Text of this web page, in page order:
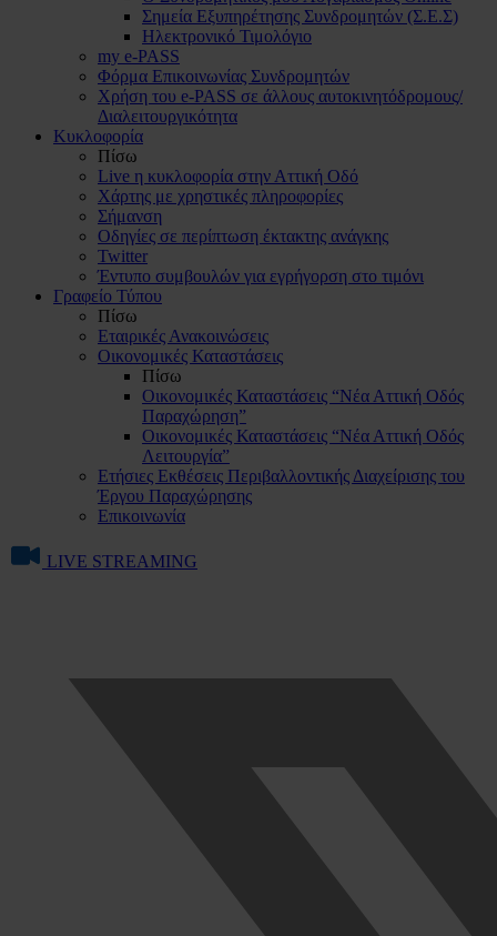
Σημεία Εξυπηρέτησης Συνδρομητών (Σ.Ε.Σ)
Ηλεκτρονικό Τιμολόγιο
my e-PASS
Φόρμα Επικοινωνίας Συνδρομητών
Χρήση του e-PASS σε άλλους αυτοκινητόδρομους/
Διαλειτουργικότητα
Κυκλοφορία
Πίσω
Live η κυκλοφορία στην Αττική Οδό
Χάρτης με χρηστικές πληροφορίες
Σήμανση
Οδηγίες σε περίπτωση έκτακτης ανάγκης
Twitter
Έντυπο συμβουλών για εγρήγορση στο τιμόνι
Γραφείο Τύπου
Πίσω
Εταιρικές Ανακοινώσεις
Οικονομικές Καταστάσεις
Πίσω
Οικονομικές Καταστάσεις “Νέα Αττική Οδός
Παραχώρηση”
Οικονομικές Καταστάσεις “Νέα Αττική Οδός
Λειτουργία”
Ετήσιες Εκθέσεις Περιβαλλοντικής Διαχείρισης του
Έργου Παραχώρησης
Επικοινωνία
LIVE STREAMING